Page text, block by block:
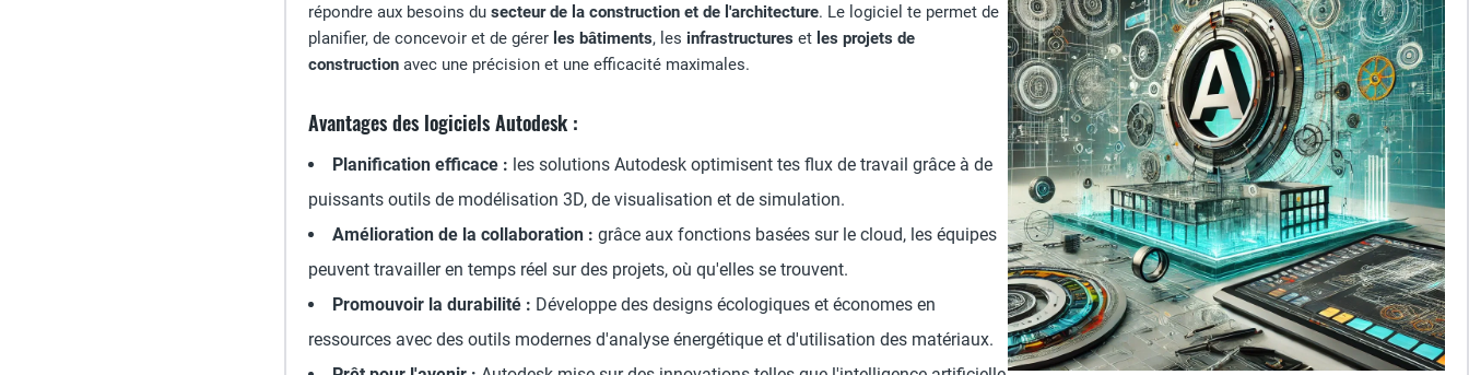
répondre aux besoins du secteur de la construction et de l'architecture. Le logiciel te permet de
planifier, de concevoir et de gérer les bâtiments, les infrastructures et les projets de
construction avec une précision et une efficacité maximales.
Avantages des logiciels Autodesk :
Planification efficace : les solutions Autodesk optimisent tes flux de travail grâce à de
puissants outils de modélisation 3D, de visualisation et de simulation.
Amélioration de la collaboration : grâce aux fonctions basées sur le cloud, les équipes
peuvent travailler en temps réel sur des projets, où qu'elles se trouvent.
Promouvoir la durabilité : Développe des designs écologiques et économes en
ressources avec des outils modernes d'analyse énergétique et d'utilisation des matériaux.